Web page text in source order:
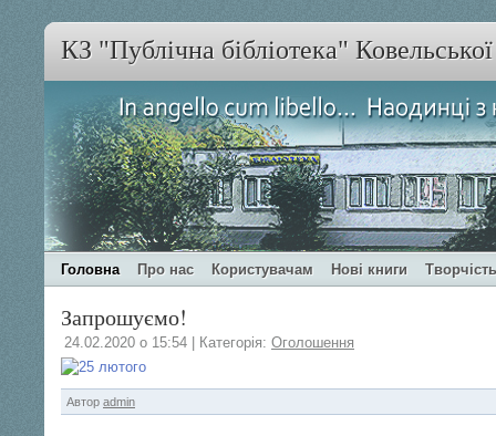
КЗ "Публічна бібліотека"
Головна Про нас Користувачам Нові книги
Запрошуємо!
24.02.2020 о 15:54 | Категорія: Оголошення
Автор admin